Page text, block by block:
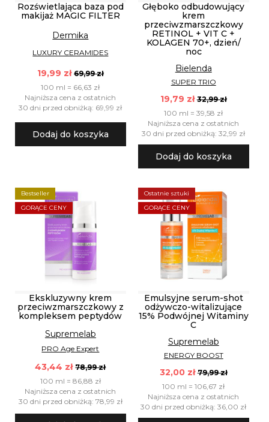
Rozświetlająca baza pod
makijaż MAGIC FILTER
Dermika
LUXURY CERAMIDES
19,99 zł 69,99 zł
100 ml = 66,63 zł
Najniższa cena z ostatnich
30 dni przed obniżką: 69,99 zł
Dodaj do koszyka
Głęboko odbudowujący
krem
przeciwzmarszczkowy
RETINOL + VIT C +
KOLAGEN 70+, dzień/
noc
Bielenda
SUPER TRIO
19,79 zł 32,99 zł
100 ml = 39,58 zł
Najniższa cena z ostatnich
30 dni przed obniżką: 32,99 zł
Dodaj do koszyka
Bestseller
GORĄCE CENY
Ekskluzywny krem
przeciwzmarszczkowy z
kompleksem peptydów
Supremelab
PRO Age Expert
43,44 zł 78,99 zł
100 ml = 86,88 zł
Najniższa cena z ostatnich
30 dni przed obniżką: 78,99 zł
Ostatnie sztuki
GORĄCE CENY
Emulsyjne serum-shot
odżywczo-witalizujące
15% Podwójnej Witaminy
C
Supremelab
ENERGY BOOST
32,00 zł 79,99 zł
100 ml = 106,67 zł
Najniższa cena z ostatnich
30 dni przed obniżką: 36,00 zł